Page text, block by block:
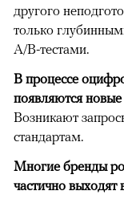
другого
только
A/B-тестами.
В процессе
появляются
Возникают
стандартам.
Многие бренды
частично